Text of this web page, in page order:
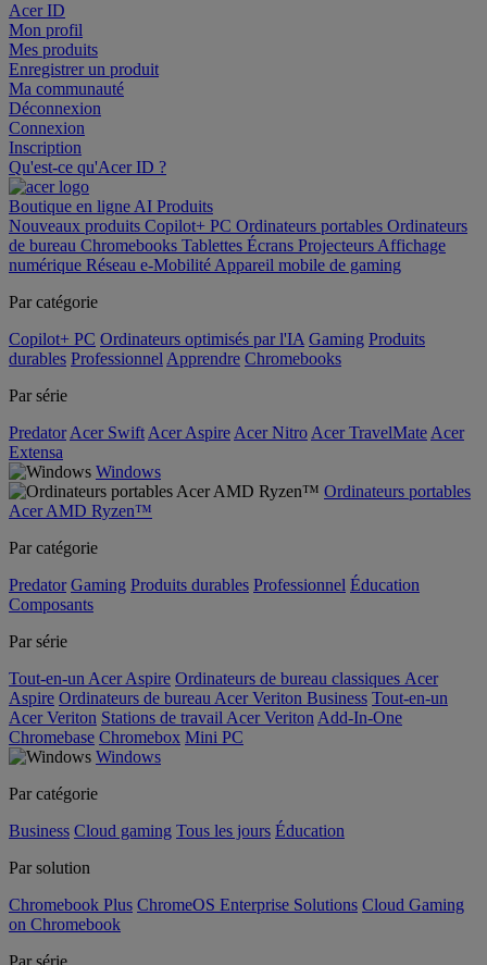
Acer ID
Mon profil
Mes produits
Enregistrer un produit
Ma communauté
Déconnexion
Connexion
Inscription
Qu'est-ce qu'Acer ID ?
Boutique en ligne AI Produits
Nouveaux produits Copilot+ PC Ordinateurs portables Ordinateurs
de bureau Chromebooks Tablettes Écrans Projecteurs Affichage
numérique Réseau e-Mobilité Appareil mobile de gaming
Par catégorie
Copilot+ PC Ordinateurs optimisés par l'IA Gaming Produits
durables Professionnel Apprendre Chromebooks
Par série
Predator Acer Swift Acer Aspire Acer Nitro Acer TravelMate Acer
Extensa
Windows
Ordinateurs portables
Acer AMD Ryzen™
Par catégorie
Predator Gaming Produits durables Professionnel Éducation
Composants
Par série
Tout-en-un Acer Aspire Ordinateurs de bureau classiques Acer
Aspire Ordinateurs de bureau Acer Veriton Business Tout-en-un
Acer Veriton Stations de travail Acer Veriton Add-In-One
Chromebase Chromebox Mini PC
Windows
Par catégorie
Business Cloud gaming Tous les jours Éducation
Par solution
Chromebook Plus ChromeOS Enterprise Solutions Cloud Gaming
on Chromebook
Par série